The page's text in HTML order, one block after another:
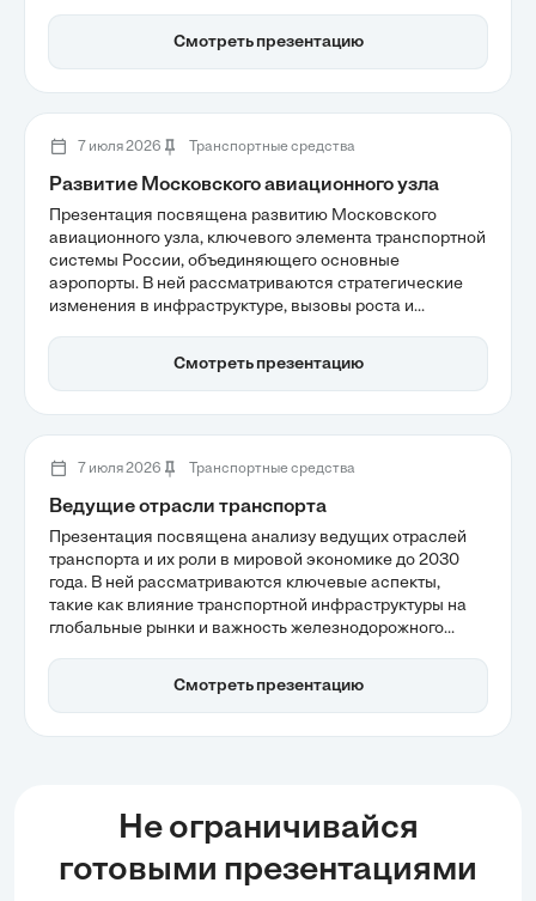
экологическую модернизацию флота. Важным
акцентом является интеграция водного транспорта в
Смотреть презентацию
7 июля 2026 Транспортные средства
Развитие Московского авиационного узла
Презентация посвящена развитию Московского
авиационного узла, ключевого элемента транспортной
системы России, объединяющего основные
аэропорты. В ней рассматриваются стратегические
изменения в инфраструктуре, вызовы роста и
достижения целей по увеличению авиамобильности.
Также анализируются концессионные механизмы как
Смотреть презентацию
7 июля 2026 Транспортные средства
Ведущие отрасли транспорта
Презентация посвящена анализу ведущих отраслей
транспорта и их роли в мировой экономике до 2030
года. В ней рассматриваются ключевые аспекты,
такие как влияние транспортной инфраструктуры на
глобальные рынки и важность железнодорожного
акцентируется внимание на цифровизации и
экологических инициативах, которые становятся
Смотреть презентацию
Не ограничивайся
готовыми презентациями